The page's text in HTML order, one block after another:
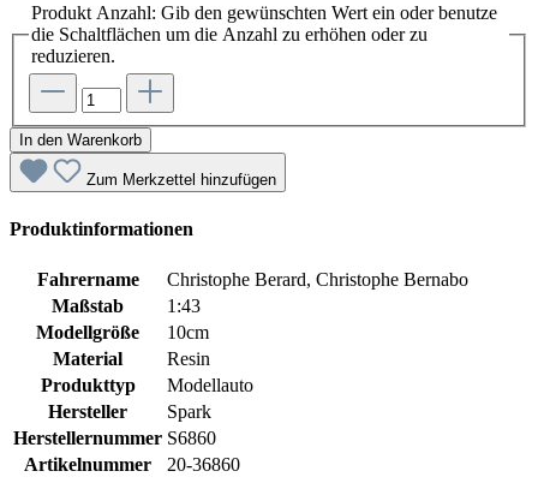
Produkt Anzahl: Gib den gewünschten Wert ein oder benutze
die Schaltflächen um die Anzahl zu erhöhen oder zu
reduzieren.
In den Warenkorb
Zum Merkzettel hinzufügen
Produktinformationen
Fahrername
Christophe Berard, Christophe Bernabo
Maßstab
1:43
Modellgröße
10cm
Material
Resin
Produkttyp
Modellauto
Hersteller
Spark
Herstellernummer S6860
Artikelnummer
20-36860